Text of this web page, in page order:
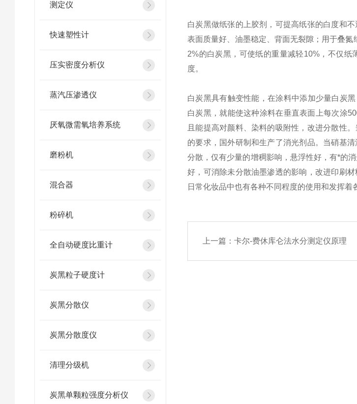
测定仪
快速塑性计
压实密度分析仪
蒸汽压渗透仪
厌氧微需氧培养系统
磨粉机
混合器
粉碎机
全自动硬度比重计
炭黑粒子硬度计
炭黑分散仪
炭黑分散度仪
清理分级机
炭黑单颗粒强度分析仪
白炭黑做纸张的上胶剂，可提高纸张的白度和
表面质量好、油墨稳定、背面无裂隙；用于叠
2%的白炭黑，可使纸的重量减轻10%，不仅
度。
白炭黑具有触变性能，在涂料中添加少量白炭
白炭黑，就能使这种涂料在垂直表面上每次涂
且能提高对颜料、染料的吸附性，改进分散性
的要求，国外研制和生产了消光剂品。当硝基
分散，仅有少量的增稠影响，悬浮性好，有*的
好，可消除未分散油墨渗透的影响，改进印刷
日常化妆品中也有各种不同程度的使用和发挥着
上一篇：卡尔-费休库仑法水分测定仪原理